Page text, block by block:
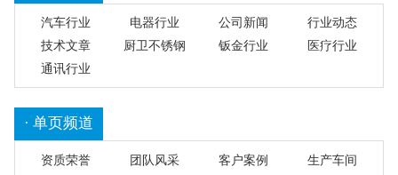
汽车行业 电器行业 公司新闻
行业动态
技术文章
厨卫不锈钢 钣金行业
医疗行业
通讯行业
· 单页频道
资质荣誉 团队风采 客户案例
生产车间